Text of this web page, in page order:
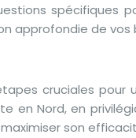
spécifiques
approfondie de vos
cruciales pour
en Nord, en
son